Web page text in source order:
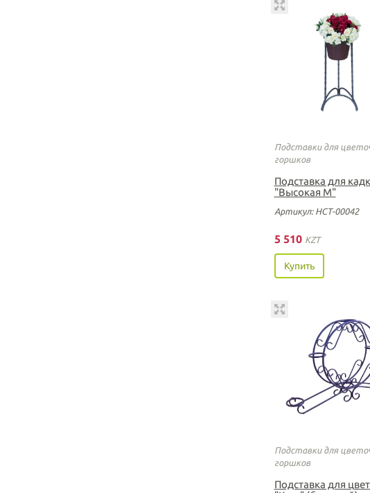
Подставки для
горшков
Подставка для
"Высокая М"
Артикул: НСТ-00042
5 510 KZT
Купить
Подставки для
горшков
Подставка для